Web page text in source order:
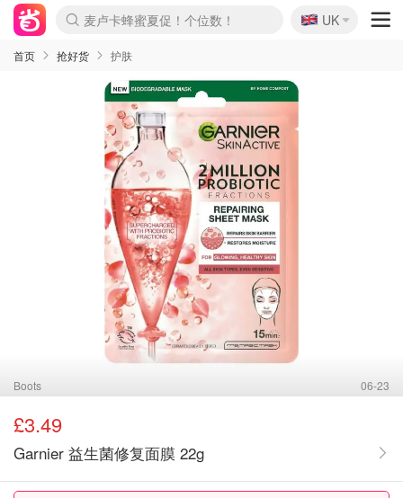
麦卢卡蜂蜜夏促！个位数！
Prada/Miu 4.8折！
啥？必胜客披萨5折！
🇬🇧
UK
首页 抢好货 护肤
Boots 06-23
£3.49
Garnier 益生菌修复面膜 22g